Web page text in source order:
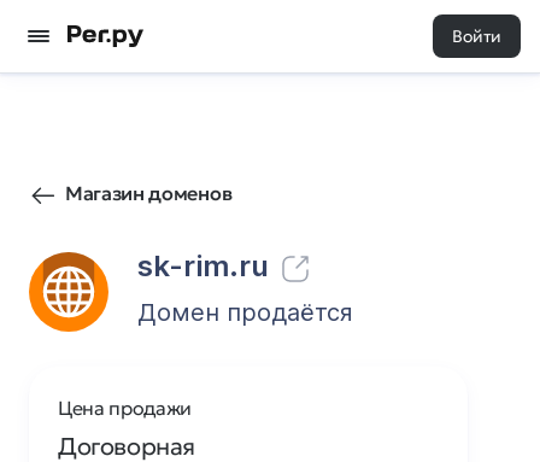
Войти
Магазин доменов
sk-rim.ru
5 0
Домен продаётся
Цена продажи
Договорная